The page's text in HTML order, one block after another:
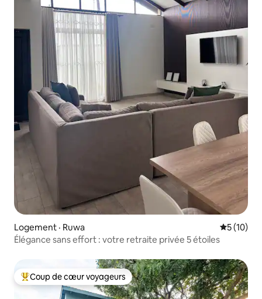
Logement · Ruwa Note
5 (10)
Élégance sans effort : votre retraite privée 5 étoiles
Coup de cœur voyageurs parmi les plus aimés
Coup de cœur voyageurs